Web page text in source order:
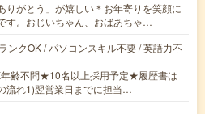
りがとう」が嬉しい＊お年寄りを笑顔に
す。おじいちゃん、おばあちゃ…
ンクOK / パソコンスキル不要 / 英語力不
齢不問★10名以上採用予定★履歴書は
流れ1)翌営業日までに担当…